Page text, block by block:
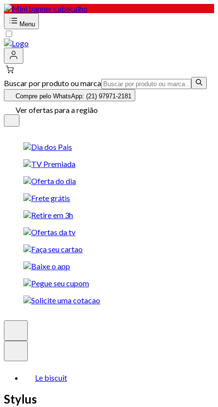
Menu
Buscar por produto ou marca
Compre pelo WhatsApp: (21) 97971-2181
Ver ofertas para a região
Le biscuit
Stylus